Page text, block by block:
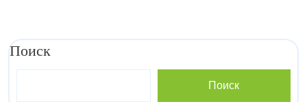
Поиск
Поиск